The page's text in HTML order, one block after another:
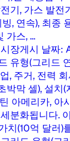
기, 가스 발전
, 연속), 최종
가스, ...
장게시 날짜:
유형(그리드
, 주거, ​​전력
박막 셀), 설치
아메리카, 아
분화됩니다.
치(10억 달러)